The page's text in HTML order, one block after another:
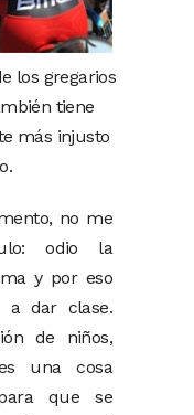
los gregarios
tiene
más injusto
no me
odio la
y por eso
a dar clase.
de niños,
una cosa
que se